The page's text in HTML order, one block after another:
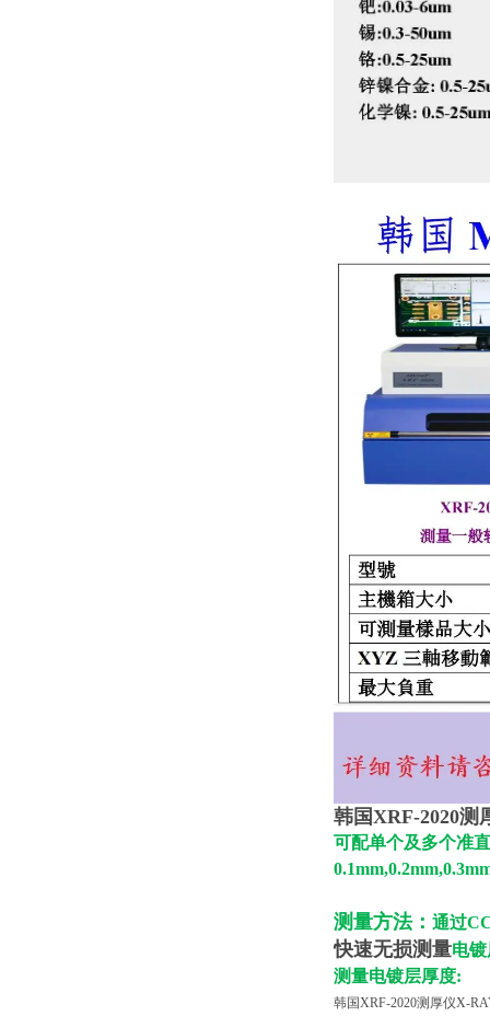
韩国XRF-2020测
可配单个及多个准
测量方法： 通过
快速无损测量电
测量电镀层厚度:
韩国XRF-2020测厚仪X-